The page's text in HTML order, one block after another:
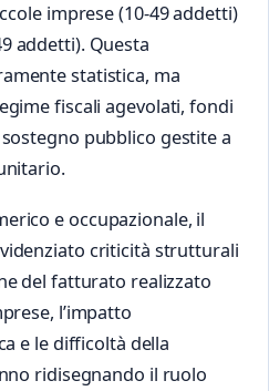
imprese (10-49 addetti)
addetti). Questa
statistica, ma
fiscali agevolati, fondi
pubblico gestite a
e occupazionale, il
criticità strutturali
del fatturato realizzato
l’impatto
e le difficoltà della
ridisegnando il ruolo